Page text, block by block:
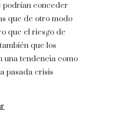
podrían conceder
que de otro modo
que el riesgo de
que los
una tendencia como
pasada crisis